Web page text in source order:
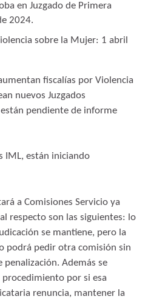
en Juzgado de Primera
2024.
sobre la Mujer: 1 abril
fiscalías por Violencia
nuevos Juzgados
pendiente de informe
IML, están iniciando
a Comisiones Servicio ya
respecto son las siguientes: lo
se mantiene, pero la
podrá pedir otra comisión sin
Además se
por si esa
renuncia, mantener la